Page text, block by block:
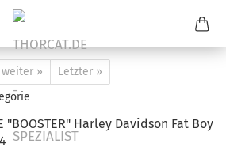
weiter » Letzter »
"BOOSTER" Harley Davidson Fat Boy